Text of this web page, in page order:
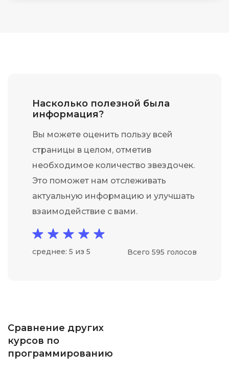
Насколько полезной была
информация?
Вы можете оценить пользу всей
страницы в целом, отметив
необходимое количество звездочек.
Это поможет нам отслеживать
актуальную информацию и улучшать
взаимодействие с вами.
среднее: 5 из 5 Всего 595 голосов
Сравнение других
курсов по
программированию